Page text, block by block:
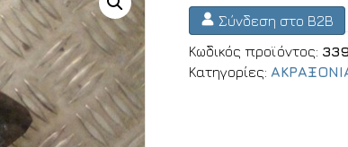
Σύνδεση στο B2B
Κωδικός προϊόντος:
Κατηγορίες: